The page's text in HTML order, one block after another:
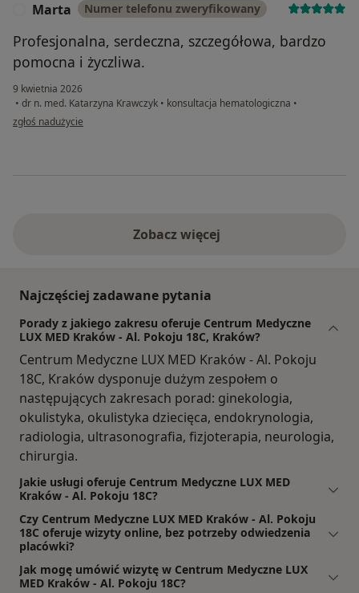
Marta Numer telefonu zweryfikowany
Profesjonalna, serdeczna, szczegółowa, bardzo
pomocna i życzliwa.
9 kwietnia 2026
• dr n. med. Katarzyna Krawczyk • konsultacja hematologiczna •
w opinii użytkownika Marta
zgłoś nadużycie
Zobacz więcej
Najczęściej zadawane pytania
Porady z jakiego zakresu oferuje Centrum Medyczne
LUX MED Kraków - Al. Pokoju 18C, Kraków?
Centrum Medyczne LUX MED Kraków - Al. Pokoju
18C, Kraków dysponuje dużym zespołem o
następujących zakresach porad: ginekologia,
okulistyka, okulistyka dziecięca, endokrynologia,
radiologia, ultrasonografia, fizjoterapia, neurologia,
chirurgia.
Jakie usługi oferuje Centrum Medyczne LUX MED
Kraków - Al. Pokoju 18C?
Czy Centrum Medyczne LUX MED Kraków - Al. Pokoju
18C oferuje wizyty online, bez potrzeby odwiedzenia
placówki?
Jak mogę umówić wizytę w Centrum Medyczne LUX
MED Kraków - Al. Pokoju 18C?